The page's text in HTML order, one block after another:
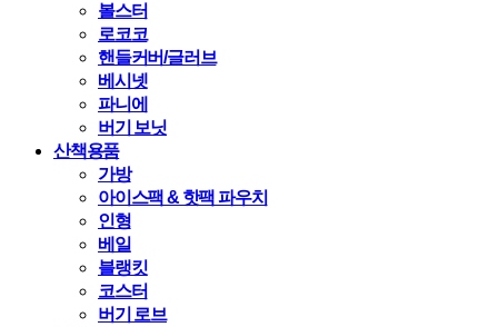
볼스터
로코코
핸들커버/글러브
베시넷
파니에
버기 보닛
산책용품
가방
아이스팩 & 핫팩 파우치
인형
베일
블랭킷
코스터
버기 로브